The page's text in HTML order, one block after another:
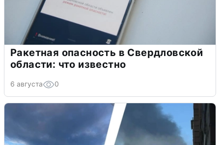
Ракетная опасность в Свердловской
области: что известно
6 августа 0